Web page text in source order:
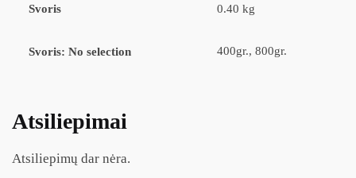
Svoris 0.40 kg
Svoris: No selection 400gr., 800gr.
Atsiliepimai
Atsiliepimų dar nėra.